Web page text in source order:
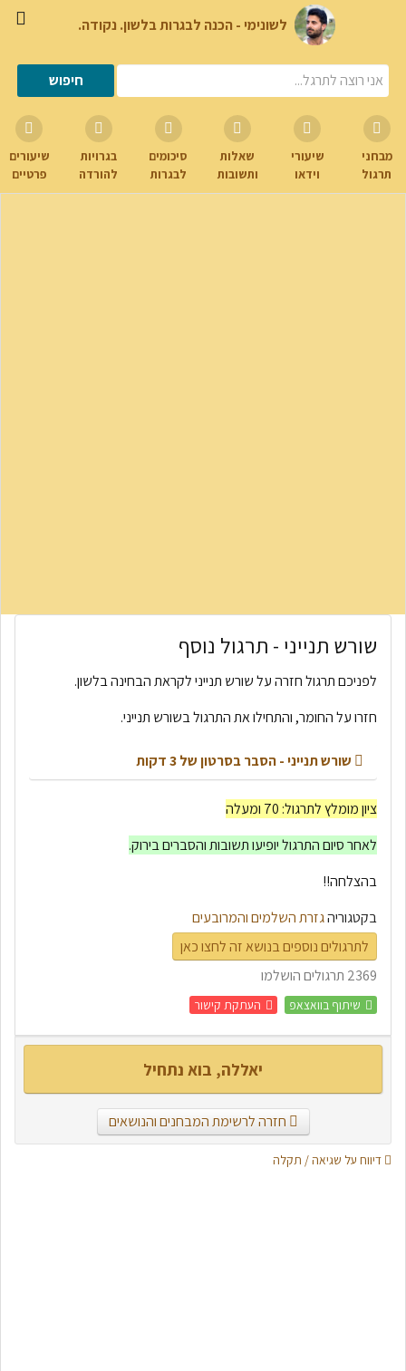
לשונימי - הכנה לבגרות בלשון. נקודה.
מבחני
תרגול
שיעורי
וידאו
שאלות
ותשובות
סיכומים
לבגרות
בגרויות
להורדה
שיעורים
פרטיים
שורש תנייני - תרגול נוסף
לפניכם תרגול חזרה על שורש תנייני לקראת הבחינה בלשון.
חזרו על החומר, והתחילו את התרגול בשורש תנייני.
שורש תנייני - הסבר בסרטון של 3 דקות
ציון מומלץ לתרגול: 70 ומעלה
לאחר סיום התרגול יופיעו תשובות והסברים בירוק.
בהצלחה!!
בקטגוריהגזרת השלמים והמרובעים
לתרגולים נוספים בנושא זה לחצו כאן
2369 תרגולים הושלמו
שיתוף בוואצאפ העתקת קישור
יאללה, בוא נתחיל
חזרה לרשימת המבחנים והנושאים
דיווח על שגיאה / תקלה